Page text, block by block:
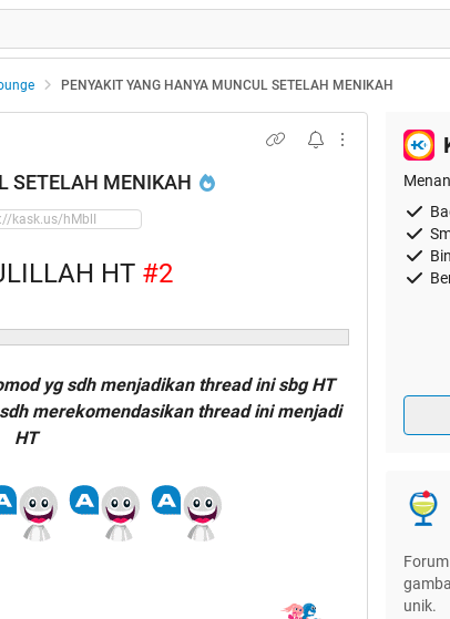
PENYAKIT YANG HANYA MUNCUL SETELAH MENIKAH
SETELAH MENIKAH
HT #2
yg sdh menjadikan thread ini sbg HT
merekomendasikan thread ini menjadi
HT
unik.